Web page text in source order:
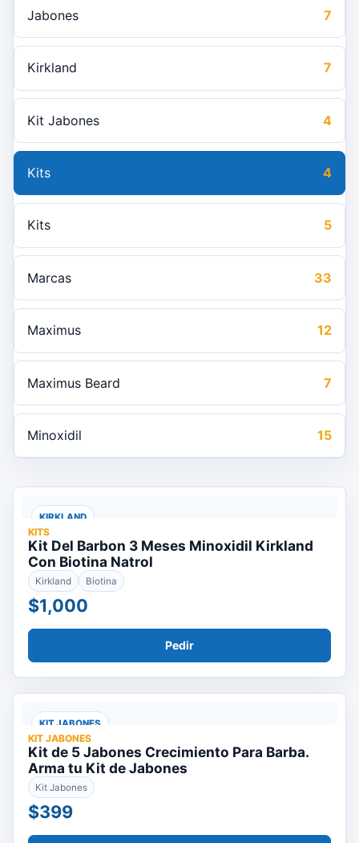
Jabones 7
Kirkland 7
Kit Jabones 4
Kits 4
Kits 5
Marcas 33
Maximus 12
Maximus Beard 7
Minoxidil 15
KIRKLAND
KITS
Kit Del Barbon 3 Meses Minoxidil Kirkland
Con Biotina Natrol
Kirkland Biotina
$1,000
Pedir
KIT JABONES
KIT JABONES
Kit de 5 Jabones Crecimiento Para Barba.
Arma tu Kit de Jabones
Kit Jabones
$399